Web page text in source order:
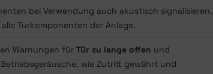
bei Verwendung auch akustisch signalisieren.
Türkomponenten der Anlage.
Warnungen für Tür zu lange offen und
Betriebsgeräusche, wie Zutritt gewährt und